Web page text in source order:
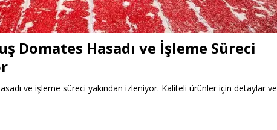
Domates Hasadı ve İşleme Süreci
ve işleme süreci yakından izleniyor. Kaliteli ürünler için detaylar ve